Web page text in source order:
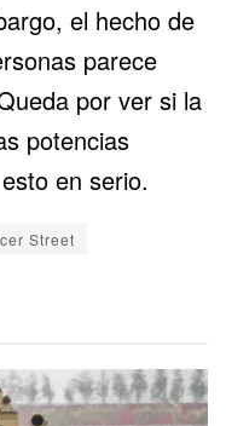
el hecho de
parece
por ver si la
potencias
en serio.
Street